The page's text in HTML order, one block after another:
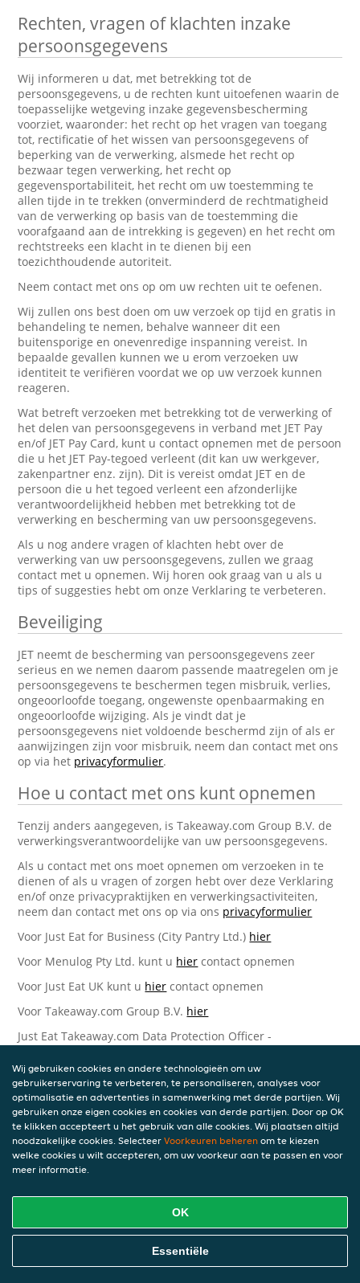
Rechten, vragen of klachten inzake
persoonsgegevens
Wij informeren u dat, met betrekking tot de
persoonsgegevens, u de rechten kunt uitoefenen waarin de
toepasselijke wetgeving inzake gegevensbescherming
voorziet, waaronder: het recht op het vragen van toegang
tot, rectificatie of het wissen van persoonsgegevens of
beperking van de verwerking, alsmede het recht op
bezwaar tegen verwerking, het recht op
gegevensportabiliteit, het recht om uw toestemming te
allen tijde in te trekken (onverminderd de rechtmatigheid
van de verwerking op basis van de toestemming die
voorafgaand aan de intrekking is gegeven) en het recht om
rechtstreeks een klacht in te dienen bij een
toezichthoudende autoriteit.
Neem contact met ons op om uw rechten uit te oefenen.
Wij zullen ons best doen om uw verzoek op tijd en gratis in
behandeling te nemen, behalve wanneer dit een
buitensporige en onevenredige inspanning vereist. In
bepaalde gevallen kunnen we u erom verzoeken uw
identiteit te verifiëren voordat we op uw verzoek kunnen
reageren.
Wat betreft verzoeken met betrekking tot de verwerking of
het delen van persoonsgegevens in verband met JET Pay
en/of JET Pay Card, kunt u contact opnemen met de persoon
die u het JET Pay-tegoed verleent (dit kan uw werkgever,
zakenpartner enz. zijn). Dit is vereist omdat JET en de
persoon die u het tegoed verleent een afzonderlijke
verantwoordelijkheid hebben met betrekking tot de
verwerking en bescherming van uw persoonsgegevens.
Als u nog andere vragen of klachten hebt over de
verwerking van uw persoonsgegevens, zullen we graag
contact met u opnemen. Wij horen ook graag van u als u
tips of suggesties hebt om onze Verklaring te verbeteren.
Beveiliging
JET neemt de bescherming van persoonsgegevens zeer
serieus en we nemen daarom passende maatregelen om je
persoonsgegevens te beschermen tegen misbruik, verlies,
ongeoorloofde toegang, ongewenste openbaarmaking en
ongeoorloofde wijziging. Als je vindt dat je
persoonsgegevens niet voldoende beschermd zijn of als er
aanwijzingen zijn voor misbruik, neem dan contact met ons
op via het privacyformulier.
Hoe u contact met ons kunt opnemen
Tenzij anders aangegeven, is Takeaway.com Group B.V. de
verwerkingsverantwoordelijke van uw persoonsgegevens.
Als u contact met ons moet opnemen om verzoeken in te
dienen of als u vragen of zorgen hebt over deze Verklaring
en/of onze privacypraktijken en verwerkingsactiviteiten,
neem dan contact met ons op via ons privacyformulier
Voor Just Eat for Business (City Pantry Ltd.) hier
Voor Menulog Pty Ltd. kunt u hier contact opnemen
Voor Just Eat UK kunt u hier contact opnemen
Voor Takeaway.com Group B.V. hier
Just Eat Takeaway.com Data Protection Officer -
Piet Heinkade 61
1019 GM Amsterdam
Nederland
Bijgewerkte versies van deze
Privacyverklaring
Wij kunnen deze Verklaring van tijd tot tijd bijwerken als
reactie op veranderende juridische, technische of zakelijke
ontwikkelingen. Wanneer wij onze Privacyverklaring
bijwerken, zullen wij passende maatregelen nemen om u
op de hoogte te brengen, in overeenstemming met het
Wij gebruiken cookies en andere technologieën om uw
gebruikerservaring te verbeteren, te personaliseren, analyses voor
optimalisatie en advertenties in samenwerking met derde partijen. Wij
gebruiken onze eigen cookies en cookies van derde partijen. Door op OK
te klikken accepteert u het gebruik van alle cookies. Wij plaatsen altijd
noodzakelijke cookies. Selecteer Voorkeuren beheren om te kiezen
welke cookies u wilt accepteren, om uw voorkeur aan te passen en voor
meer informatie.
OK
Essentiële